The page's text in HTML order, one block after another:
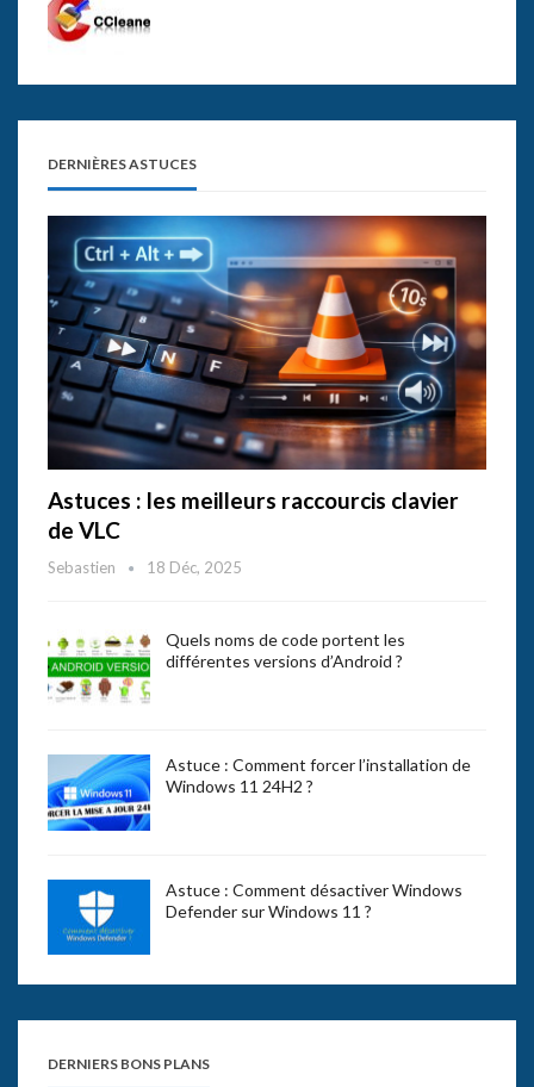
DERNIÈRES ASTUCES
Astuces : les meilleurs raccourcis clavier
de VLC
Sebastien 18 Déc, 2025
Quels noms de code portent les
différentes versions d’Android ?
Astuce : Comment forcer l’installation de
Windows 11 24H2 ?
Astuce : Comment désactiver Windows
Defender sur Windows 11 ?
DERNIERS BONS PLANS